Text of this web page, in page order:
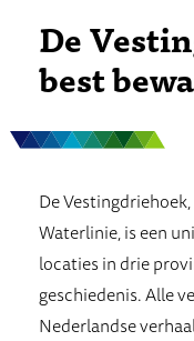
De
best
De
Waterlinie, is een
locaties in drie
geschiedenis. Alle
Nederlandse